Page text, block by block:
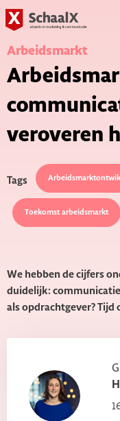
Arbeidsmarkt
veroveren
Tags
Toekomst arbeidsmarkt
We hebben de cijfers
duidelijk:
als opdrachtgever? Tijd